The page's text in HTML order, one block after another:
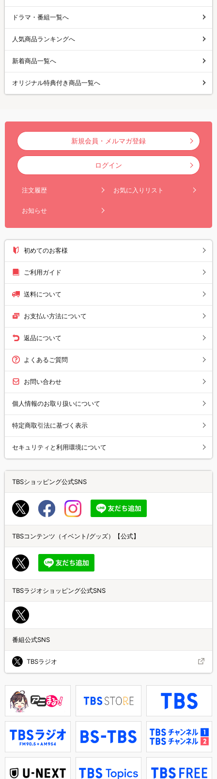
ドラマ・番組一覧へ
人気商品ランキングへ
新着商品一覧へ
オリジナル特典付き商品一覧へ
新規会員・メルマガ登録
ログイン
注文履歴 お気に入りリスト
お知らせ
初めてのお客様
ご利用ガイド
送料について
お支払い方法について
返品について
よくあるご質問
お問い合わせ
個人情報のお取り扱いについて
特定商取引法に基づく表示
セキュリティと利用環境について
TBSショッピング公式SNS
TBSコンテンツ（イベント/グッズ）【公式】
TBSラジオショッピング公式SNS
番組公式SNS
TBSラジオ